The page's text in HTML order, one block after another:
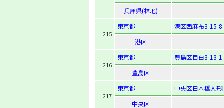
兵庫県(林地)
215
東京都
港区西麻布3-15-8
港区
216
東京都
豊島区目白3-13-1
豊島区
217
東京都
中央区日本橋人
中央区